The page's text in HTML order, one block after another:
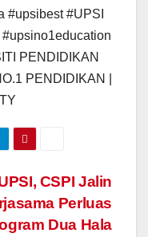
#upsibest #UPSI
PENDIDIKAN
PENDIDIKAN |
CSPI Jalin
Perluas
Dua Hala